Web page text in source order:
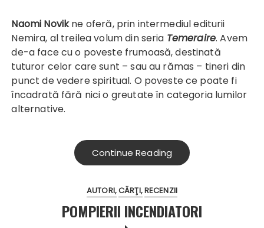
Naomi Novikne oferă, prin intermediul editurii
Nemira, al treilea volum din seria Temeraire. Avem
de-a face cu o poveste frumoasă, destinată
tuturor celor care sunt – sau au rămas – tineri din
punct de vedere spiritual. O poveste ce poate fi
încadrată fără nici o greutate în categoria lumilor
alternative.
Continue Reading
AUTORI CĂRŢI RECENZII
POMPIERII INCENDIATORI